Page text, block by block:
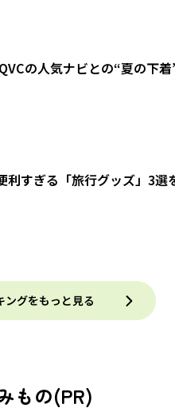
の人気ナビとの“夏の下
すぎる「旅行グッズ」3選
ングをもっと見る
もの(PR)